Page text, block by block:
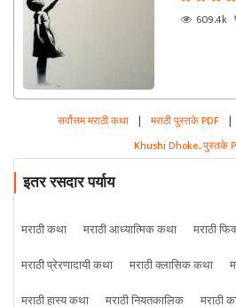
609.4k
सर्वोत्तम मराठी कथा | मराठी पुस्तके PDF |
Khushi Dhoke..️️️ पुस्तके
इतर रसदार पर्याय
मराठी कथा मराठी आध्यात्मिक कथा
मराठी
मराठी प्रेरणादायी कथा
मराठी क्लासिक कथा
मराठी हास्य कथा
मराठी नियतकालिक मराठी